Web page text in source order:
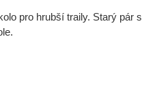
pro hrubší traily. Starý pár